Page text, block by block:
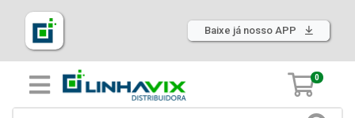
Baixe já nosso APP
0